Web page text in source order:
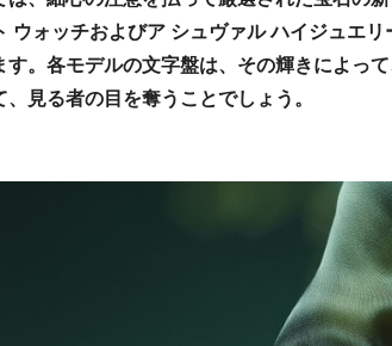
ウォッチおよびア シュヴァル ハイジュエ
す。各モデルの文字盤は、その輝きによっ
、見る者の目を奪うことでしょう。